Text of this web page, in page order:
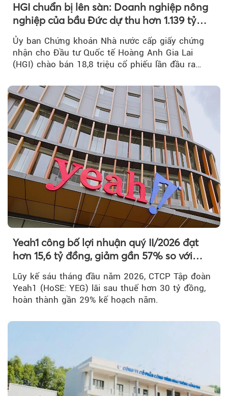
HGI chuẩn bị lên sàn: Doanh nghiệp nông
nghiệp của bầu Đức dự thu hơn 1.139 tỷ
đồng
Ủy ban Chứng khoán Nhà nước cấp giấy chứng
nhận cho Đầu tư Quốc tế Hoàng Anh Gia Lai
(HGI) chào bán 18,8 triệu cổ phiếu lần đầu ra
Yeah1 công bố lợi nhuận quý II/2026 đạt
hơn 15,6 tỷ đồng, giảm gần 57% so với
Lũy kế sáu tháng đầu năm 2026, CTCP Tập đoàn
Yeah1 (HoSE: YEG) lãi sau thuế hơn 30 tỷ đồng,
hoàn thành gần 29% kế hoạch năm.